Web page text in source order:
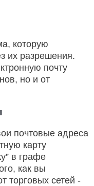
которую
их разрешения.
почту
но и от
почтовые адреса
карту
в графе
как вы
торговых сетей -